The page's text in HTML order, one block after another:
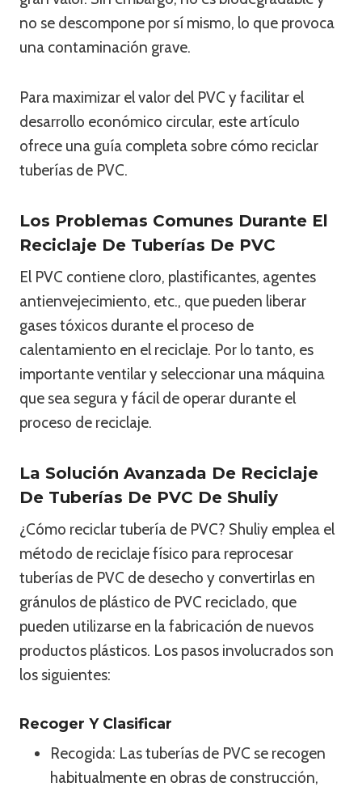
no se descompone por sí mismo, lo que provoca
una contaminación grave.
Para maximizar el valor del PVC y facilitar el
desarrollo económico circular, este artículo
ofrece una guía completa sobre cómo reciclar
tuberías de PVC.
Los Problemas Comunes Durante El
Reciclaje De Tuberías De PVC
El PVC contiene cloro, plastificantes, agentes
antienvejecimiento, etc., que pueden liberar
gases tóxicos durante el proceso de
calentamiento en el reciclaje. Por lo tanto, es
importante ventilar y seleccionar una máquina
que sea segura y fácil de operar durante el
proceso de reciclaje.
La Solución Avanzada De Reciclaje
De Tuberías De PVC De Shuliy
¿Cómo reciclar tubería de PVC? Shuliy emplea el
método de reciclaje físico para reprocesar
tuberías de PVC de desecho y convertirlas en
gránulos de plástico de PVC reciclado, que
pueden utilizarse en la fabricación de nuevos
productos plásticos. Los pasos involucrados son
los siguientes:
Recoger Y Clasificar
Recogida: Las tuberías de PVC se recogen
habitualmente en obras de construcción,